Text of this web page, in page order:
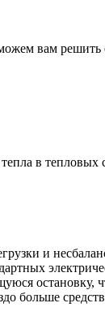
вам
в тепловых
и
больше